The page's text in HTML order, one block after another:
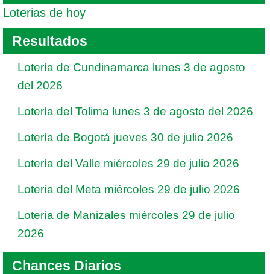
Loterias de hoy
Resultados
Lotería de Cundinamarca lunes 3 de agosto
del 2026
Lotería del Tolima lunes 3 de agosto del 2026
Lotería de Bogotá jueves 30 de julio 2026
Lotería del Valle miércoles 29 de julio 2026
Lotería del Meta miércoles 29 de julio 2026
Lotería de Manizales miércoles 29 de julio
2026
Chances Diarios